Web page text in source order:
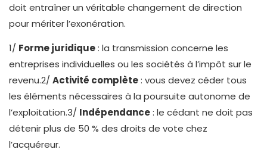
doit entraîner un véritable changement de direction
pour mériter l’exonération.
1/ Forme juridique: la transmission concerne les
entreprises individuelles ou les sociétés à l’impôt sur le
revenu.2/ Activité complète: vous devez céder tous
les éléments nécessaires à la poursuite autonome de
l’exploitation.3/ Indépendance: le cédant ne doit pas
détenir plus de 50 % des droits de vote chez
l’acquéreur.